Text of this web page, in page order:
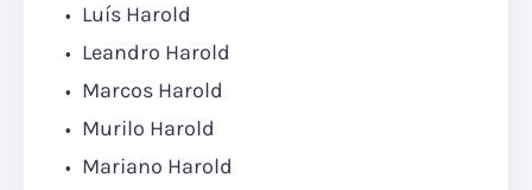
Luís Harold
Leandro Harold
Marcos Harold
Murilo Harold
Mariano Harold